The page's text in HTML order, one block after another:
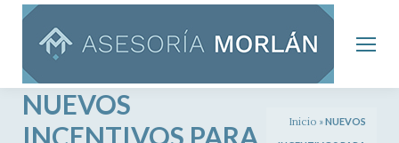
NUEVOS
INCENTIVOS PARA
Inicio »NUEVOS